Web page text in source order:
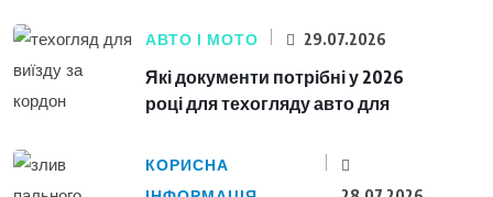
АВТО І МОТО 29.07.2026
Які документи потрібні у 2026
році для техогляду авто для
КОРИСНА